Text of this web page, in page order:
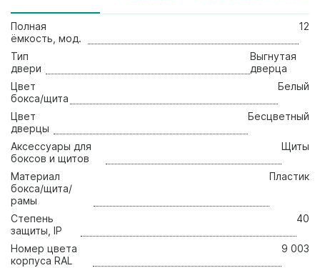
Полная
ёмкость, мод.
12
Тип
двери
Выгнутая
дверца
Цвет
бокса/щита
Белый
Цвет
дверцы
Бесцветный
Аксессуары для
боксов и щитов
Щиты
Материал
бокса/щита/
рамы
Пластик
Стeпень
зaщиты, IP
40
Номер цвета
корпуса RAL
9 003